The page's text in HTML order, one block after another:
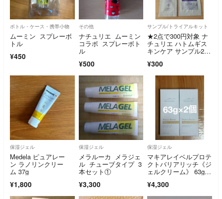
ボトル・ケース・携帯小物
ムーミン スプレーボ
トル
¥450
その他
ナチュリエ ムーミン
コラボ スプレーボト
ル
¥500
サンプル/トライアルキット
★2点で300円対象 ナ
チュリエ ハトムギス
キンケア サンプル2セ
¥300
保湿ジェル
Medela ピュアレー
ン ラノリンクリー
ム 37g
¥1,800
保湿ジェル
メラルーカ メラジェ
ル チューブタイプ 3
本セット①
¥3,300
保湿ジェル
マキアレイベルプロテ
クトバリアリッチ《ジ
ェルクリーム》 63g×
¥4,300